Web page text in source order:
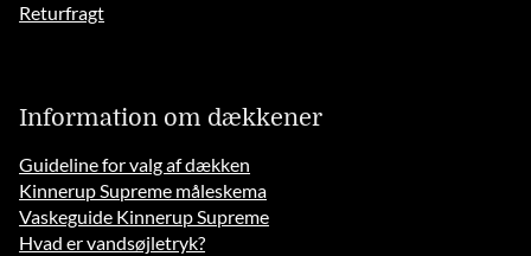
Returfragt
Information om dækkener
Guideline for valg af dækken
Kinnerup Supreme måleskema
Vaskeguide Kinnerup Supreme
Hvad er vandsøjletryk?